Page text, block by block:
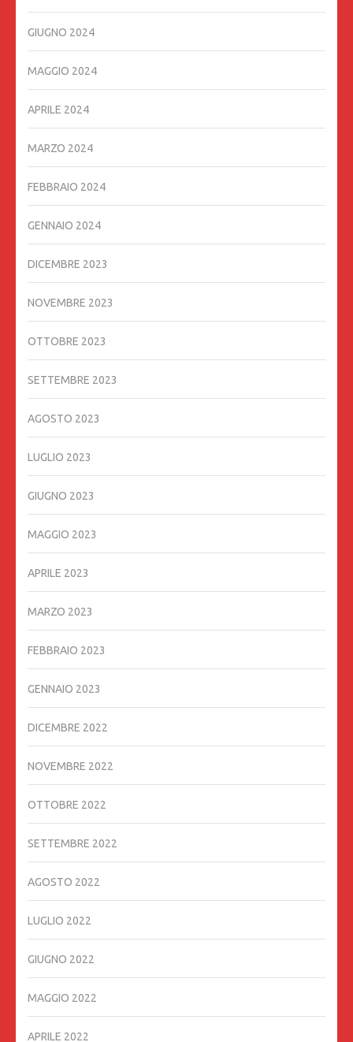
GIUGNO 2024
MAGGIO 2024
APRILE 2024
MARZO 2024
FEBBRAIO 2024
GENNAIO 2024
DICEMBRE 2023
NOVEMBRE 2023
OTTOBRE 2023
SETTEMBRE 2023
AGOSTO 2023
LUGLIO 2023
GIUGNO 2023
MAGGIO 2023
APRILE 2023
MARZO 2023
FEBBRAIO 2023
GENNAIO 2023
DICEMBRE 2022
NOVEMBRE 2022
OTTOBRE 2022
SETTEMBRE 2022
AGOSTO 2022
LUGLIO 2022
GIUGNO 2022
MAGGIO 2022
APRILE 2022